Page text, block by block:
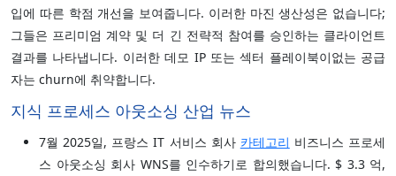
입에 따른 학점 개선을 보여줍니다. 이러한 마진 생산성은 없습니다;
그들은 프리미엄 계약 및 더 긴 전략적 참여를 승인하는 클라이언트
결과를 나타냅니다. 이러한 데모 IP 또는 섹터 플레이북이없는 공급
자는 churn에 취약합니다.
지식 프로세스 아웃소싱 산업 뉴스
7월 2025일, 프랑스 IT 서비스 회사 카테고리 비즈니스 프로세
스 아웃소싱 회사 WNS를 인수하기로 합의했습니다. $ 3.3 억,